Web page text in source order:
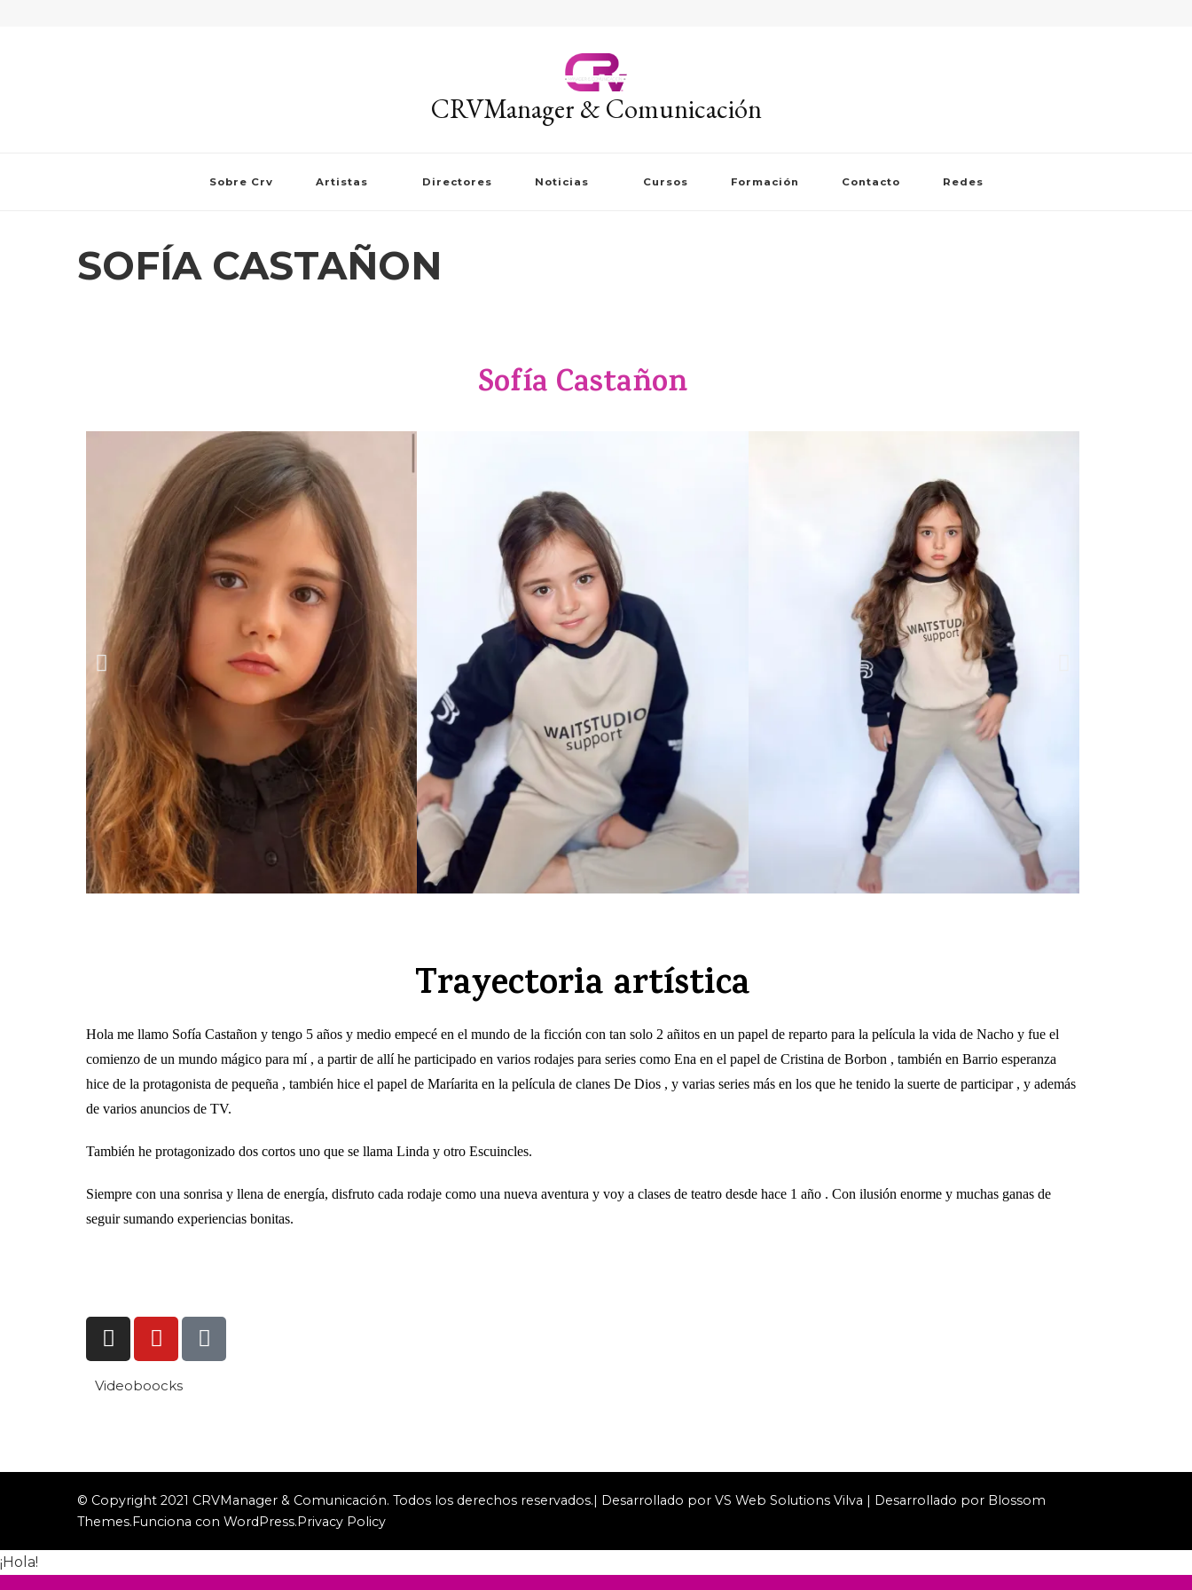
CRVManager & Comunicación
Sobre Crv Artistas Directores Noticias Cursos Formación Contacto Redes
SOFÍA CASTAÑON
Sofía Castañon
Trayectoria artística
Hola me llamo Sofía Castañon y tengo 5 años y medio empecé en el mundo de la ficción con tan solo 2 añitos en un papel de reparto para la película la vida de Nacho y fue el
comienzo de un mundo mágico para mí , a partir de allí he participado en varios rodajes para series como Ena en el papel de Cristina de Borbon , también en Barrio esperanza
hice de la protagonista de pequeña , también hice el papel de Maríarita en la película de clanes De Dios , y varias series más en los que he tenido la suerte de participar , y además
de varios anuncios de TV.
También he protagonizado dos cortos uno que se llama Linda y otro Escuincles.
Siempre con una sonrisa y llena de energía, disfruto cada rodaje como una nueva aventura y voy a clases de teatro desde hace 1 año . Con ilusión enorme y muchas ganas de
seguir sumando experiencias bonitas.
Videoboocks
© Copyright 2021 CRVManager & Comunicación. Todos los derechos reservados.| Desarrollado por VS Web Solutions Vilva | Desarrollado por Blossom
Themes.Funciona con WordPress.Privacy Policy
¡Hola!